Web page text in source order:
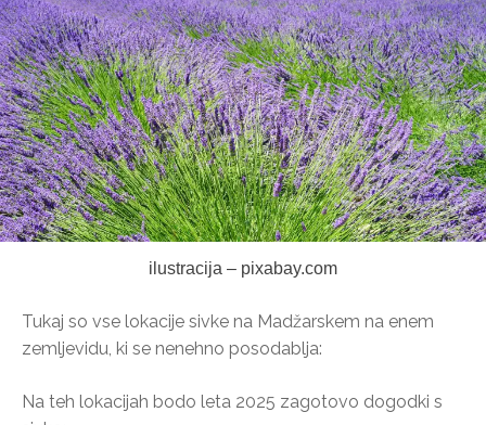
ilustracija – pixabay.com
Tukaj so vse lokacije sivke na Madžarskem na enem
zemljevidu, ki se nenehno posodablja:
Na teh lokacijah bodo leta 2025 zagotovo dogodki s